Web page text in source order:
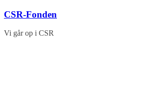
Skip
content
CSR-Fonden
Vi går op i CSR